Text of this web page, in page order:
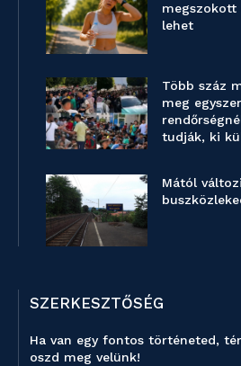
megszokott
lehet
Több száz
meg
tudják, ki
Mától
SZERKESZTŐSÉG
Ha van egy fontos történeted,
oszd meg velünk!